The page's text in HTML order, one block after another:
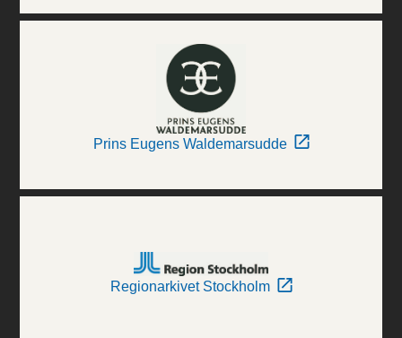
Prins Eugens Waldemarsudde
Regionarkivet Stockholm